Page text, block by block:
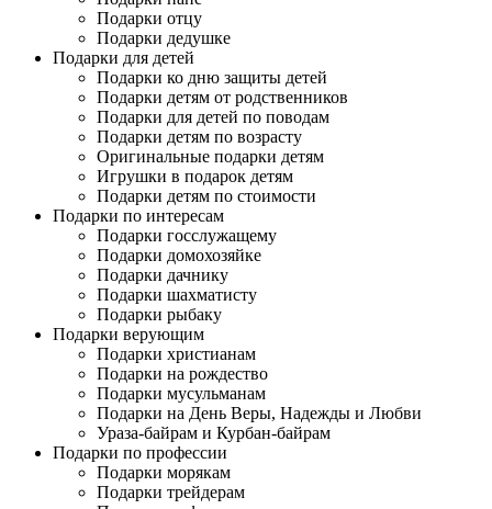
Подарки отцу
Подарки дедушке
Подарки для детей
Подарки ко дню защиты детей
Подарки детям от родственников
Подарки для детей по поводам
Подарки детям по возрасту
Оригинальные подарки детям
Игрушки в подарок детям
Подарки детям по стоимости
Подарки по интересам
Подарки госслужащему
Подарки домохозяйке
Подарки дачнику
Подарки шахматисту
Подарки рыбаку
Подарки верующим
Подарки христианам
Подарки на рождество
Подарки мусульманам
Подарки на День Веры, Надежды и Любви
Ураза-байрам и Курбан-байрам
Подарки по профессии
Подарки морякам
Подарки трейдерам